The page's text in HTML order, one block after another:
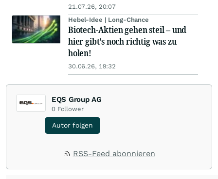
21.07.26, 20:07
Hebel-Idee | Long-Chance
Biotech-Aktien gehen steil – und
hier gibt's noch richtig was zu
holen!
30.06.26, 19:32
EQS Group AG
0 Follower
Autor folgen
RSS-Feed abonnieren